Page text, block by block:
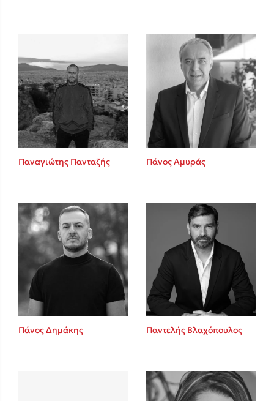
Παναγιώτης Πανταζής Πάνος Αμυράς
Πάνος Δημάκης Παντελής Βλαχόπουλος